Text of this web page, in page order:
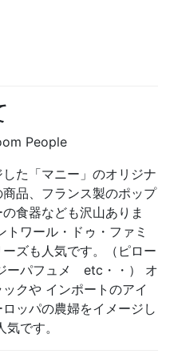
People
た「マニー」のオリジナ
品、フランス製のポップ
食器なども沢山ありま
ワール・ドゥ・ファミ
ズも人気です。（ピロー
ーパフュメ etc・・） オ
クや インポートのアイ
ッパの農婦をイメージし
です。